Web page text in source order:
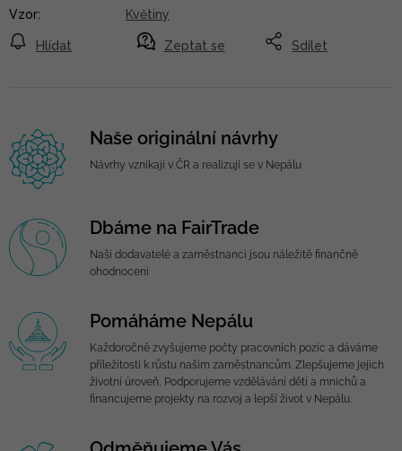
Zeptat se
Hlídat Sdílet
Vzor: Květiny
Naše originální návrhy
Návrhy vznikají v ČR a realizují se v Nepálu
Dbáme na FairTrade
Naši dodavatelé a zaměstnanci jsou náležitě finančně
ohodnoceni
Pomáháme Nepálu
Každoročně zvyšujeme počty pracovních pozic a dáváme
příležitosti k růstu našim zaměstnancům. Zlepšujeme jejich
životní úroveň, Podporujeme vzdělávání dětí a mnichů a
financujeme projekty na rozvoj a lepší život v Nepálu.